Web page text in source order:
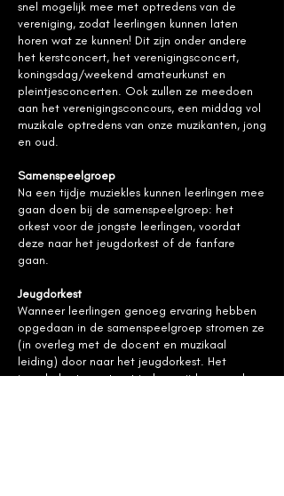
snel mogelijk mee met optredens van de
vereniging, zodat leerlingen kunnen laten
horen wat ze kunnen! Dit zijn onder andere
het kerstconcert, het verenigingsconcert,
koningsdag/weekend amateurkunst en
pleintjesconcerten. Ook zullen ze meedoen
aan het verenigingsconcours, een middag vol
muzikale optredens van onze muzikanten, jong
en oud.
Samenspeelgroep
Na een tijdje muziekles kunnen leerlingen mee
gaan doen bij de samenspeelgroep: het
orkest voor de jongste leerlingen, voordat
deze naar het jeugdorkest of de fanfare
gaan.
Jeugdorkest
Wanneer leerlingen genoeg ervaring hebben
opgedaan in de samenspeelgroep stromen ze
(in overleg met de docent en muzikaal
leiding) door naar het jeugdorkest. Het
jeugdorkest repeteert iedere vrijdagavond